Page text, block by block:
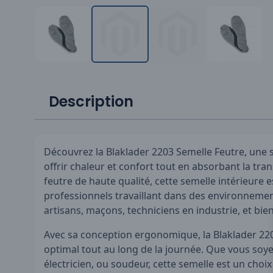
Description
Découvrez la Blaklader 2203 Semelle Feutre,
offrir chaleur et confort tout en absorbant la
feutre de haute qualité, cette semelle intérieure
professionnels travaillant dans des
artisans, maçons, techniciens en industrie, et bien
Avec sa conception ergonomique, la Blaklader
optimal tout au long de la journée. Que vous
électricien, ou soudeur, cette semelle est un choix